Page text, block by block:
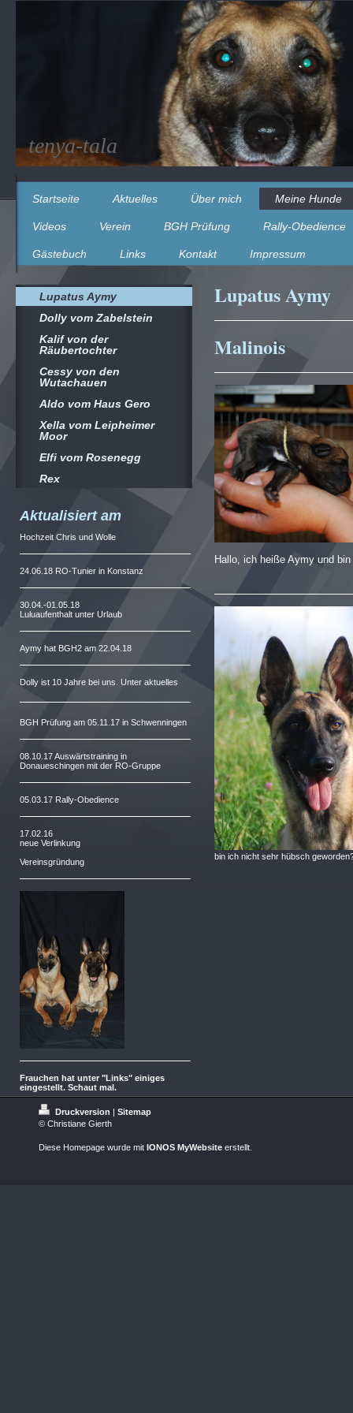
tenya-tala
Startseite Aktuelles Über mich Meine Hunde
Videos Verein BGH Prüfung Rally-Obedience
Gästebuch Links Kontakt Impressum
Lupatus Aymy
Malinois
Hallo, ich heiße Aymy und
bin ich nicht sehr hübsch
Lupatus Aymy
Dolly vom Zabelstein
Kalif von der
Räubertochter
Cessy von den
Wutachauen
Aldo vom Haus Gero
Xella vom Leipheimer
Moor
Elfi vom Rosenegg
Rex
Aktualisiert am
Hochzeit Chris und Wolle
24.06.18 RO-Tunier in Konstanz
30.04.-01.05.18
Luluaufenthalt unter Urlaub
Aymy hat BGH2 am 22.04.18
Dolly ist 10 Jahre bei uns. Unter aktuelles
BGH Prüfung am 05.11.17 in Schwenningen
08.10.17 Auswärtstraining in
Donaueschingen mit der RO-Gruppe
05.03.17 Rally-Obedience
17.02.16
neue Verlinkung
Vereinsgründung
Frauchen hat unter "Links" einiges
eingestellt. Schaut mal.
Druckversion | Sitemap
© Christiane Gierth
Diese Homepage wurde mit IONOS MyWebsite erstellt.